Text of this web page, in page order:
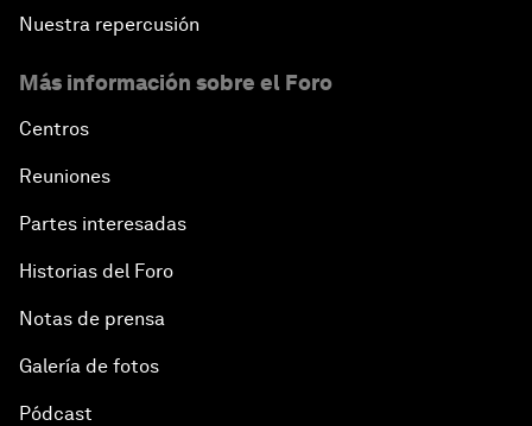
Nuestra repercusión
Más información sobre el Foro
Centros
Reuniones
Partes interesadas
Historias del Foro
Notas de prensa
Galería de fotos
Pódcast